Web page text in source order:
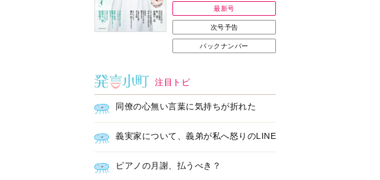
トするオープンイヤー
型イヤホン「kikippa イ
ヤホン HERALBONY
モデル」発売
と訂正
あなたのペット自慢を